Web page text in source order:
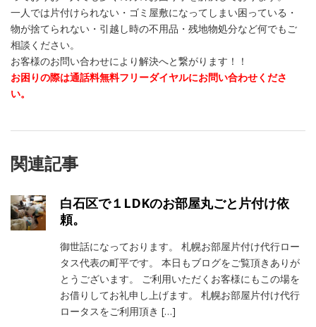
一人では片付けられない・ゴミ屋敷になってしまい困っている・
物が捨てられない・引越し時の不用品・残地物処分など何でもご
相談ください。
お客様のお問い合わせにより解決へと繋がります！！
お困りの際は通話料無料フリーダイヤルにお問い合わせくださ
い。
関連記事
白石区で１LDKのお部屋丸ごと片付け依
頼。
御世話になっております。 札幌お部屋片付け代行ロー
タス代表の町平です。 本日もブログをご覧頂きありが
とうございます。 ご利用いただくお客様にもこの場を
お借りしてお礼申し上げます。 札幌お部屋片付け代行
ロータスをご利用頂き […]